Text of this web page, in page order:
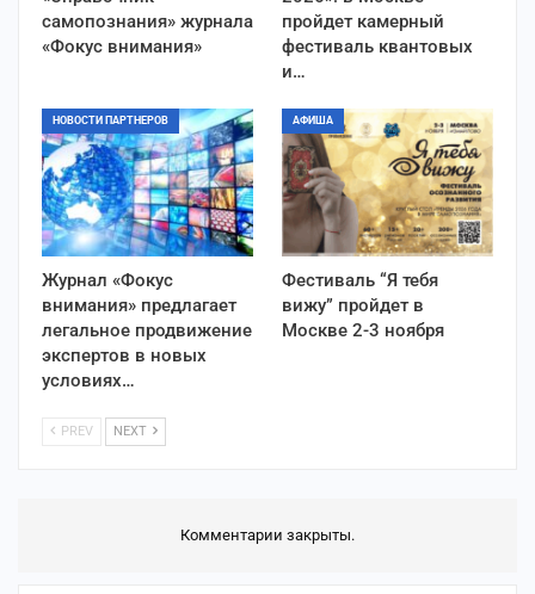
самопознания» журнала
«Фокус внимания»
пройдет камерный
фестиваль квантовых
и…
НОВОСТИ ПАРТНЕРОВ
Журнал «Фокус
внимания» предлагает
легальное продвижение
экспертов в новых
условиях…
АФИША
Фестиваль “Я тебя
вижу” пройдет в
Москве 2-3 ноября
PREV NEXT
Комментарии закрыты.